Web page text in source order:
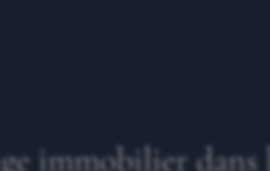
immobilier dans